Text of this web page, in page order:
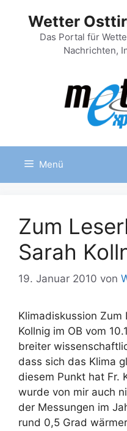
springen
Wetter
Das Portal für
Nachrichten,
Menü
Zum
Sarah
19. Januar 2010 von
Klimadiskussion Zum
Kollnig im OB vom
breiter
dass sich das Klima
diesem Punkt hat Fr.
wurde von mir auch
der Messungen im
rund 0,5 Grad